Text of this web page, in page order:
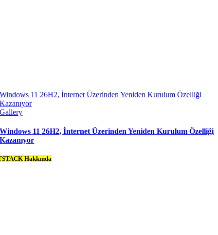
Windows 11 26H2, İnternet Üzerinden Yeniden Kurulum Özelliği
Kazanıyor
Gallery
Windows 11 26H2, İnternet Üzerinden Yeniden Kurulum Özelliği
Kazanıyor
Hakkında